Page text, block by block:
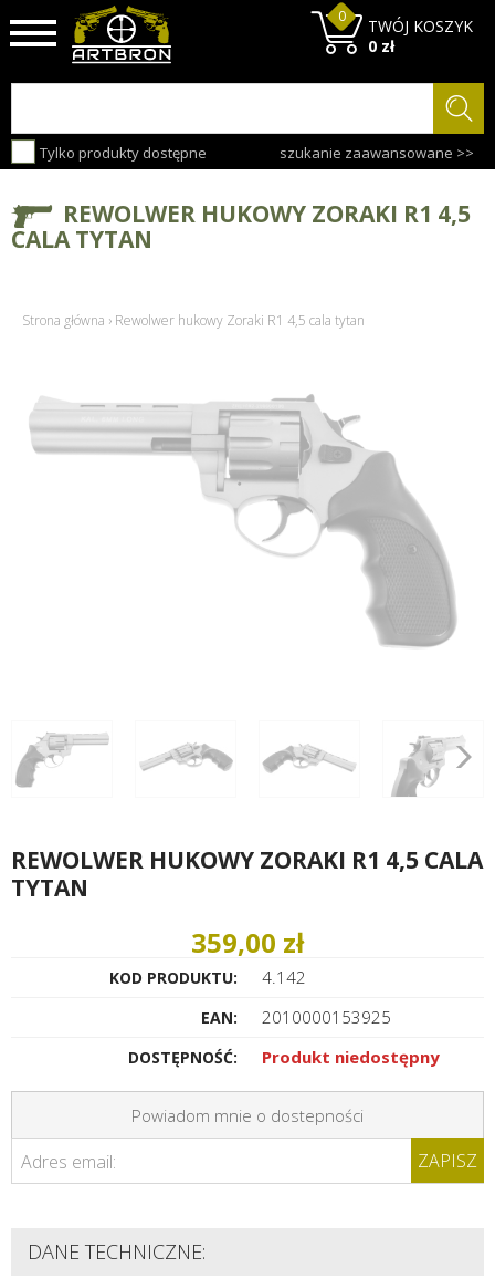
Tylko produkty dostępne szukanie zaawansowane >>
TWÓJ KOSZYK
0
0 zł
REWOLWER HUKOWY ZORAKI R1 4,5
CALA TYTAN
Strona główna › Rewolwer hukowy Zoraki R1 4,5 cala tytan
REWOLWER HUKOWY ZORAKI R1 4,5 CALA
TYTAN
359,00 zł
KOD PRODUKTU: 4.142
EAN: 2010000153925
DOSTĘPNOŚĆ: Produkt niedostępny
Powiadom mnie o dostepności
Adres email: ZAPISZ
DANE TECHNICZNE: